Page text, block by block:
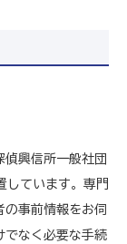
偵興信所一般社団
しています。専門
の事前情報をお伺
でなく必要な手続